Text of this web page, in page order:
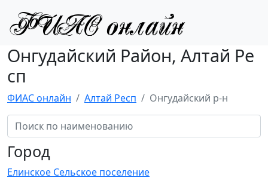
Онгудайский Район, Алтай Ре
сп
ФИАС онлайн Алтай Респ Онгудайский р-н
Город
Елинское Сельское поселение